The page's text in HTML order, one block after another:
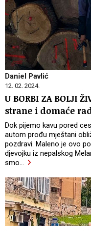
Daniel Pavlić
12. 02. 2024.
U BORBI ZA BOLJI
strane i domaće
Dok pijemo kavu pored
autom prođu mještani
pozdravi. Maleno je ovo
djevojku iz nepalskog
smo…